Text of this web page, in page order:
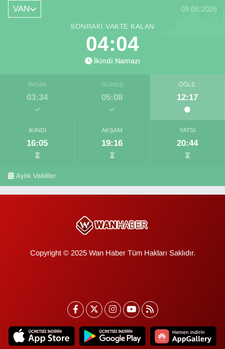
VAN 09.08.2026
SONRAKI VAKTE KALAN
04:03
İkindi Namazı
İMSAK
03:34
GÜNEŞ
05:08
ÖĞLE
12:17
İKINDI
16:05
AKŞAM
19:16
YATSI
20:44
Aylık Vakitler
Copyright © 2025 Wan Haber Tüm Hakları Saklıdır.